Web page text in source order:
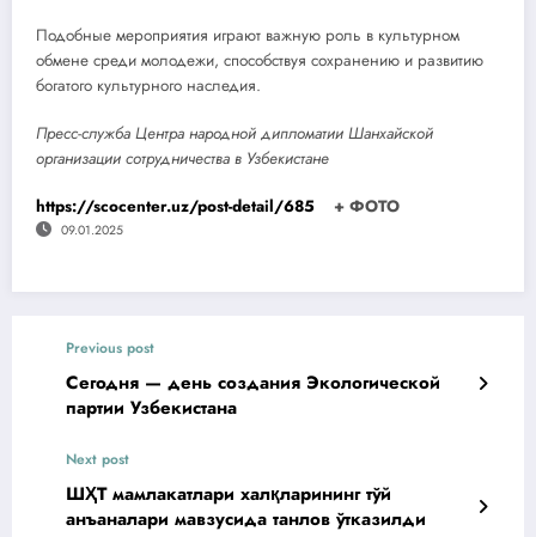
Подобные мероприятия играют важную роль в культурном
обмене среди молодежи, способствуя сохранению и развитию
богатого культурного наследия.
Пресс-служба Центра народной дипломатии Шанхайской
организации сотрудничества в Узбекистане
https://scocenter.uz/post-detail/685 + ФОТО
09.01.2025
Previous post
Сегодня — день создания Экологической
партии Узбекистана
Next post
ШҲТ мамлакатлари халқларининг тўй
анъаналари мавзусида танлов ўтказилди